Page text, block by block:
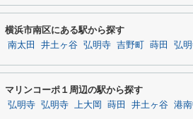
横浜市南区にある駅から探す
南太田 井土ヶ谷 弘明寺 吉野町 蒔田 弘
マリンコーポ１周辺の駅から探す
弘明寺 弘明寺 上大岡 蒔田 井土ヶ谷 港